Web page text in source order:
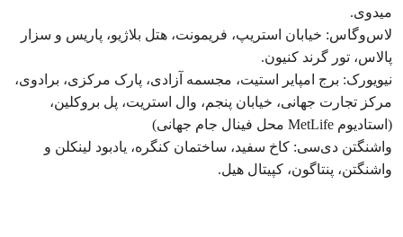
میدوی.
لاس‌وگاس: خیابان استریپ، فریمونت، هتل بلاژیو، پاریس و سزار
پالاس، تور گرند کنیون.
نیویورک: برج امپایر استیت، مجسمه آزادی، پارک مرکزی، برادوی،
مرکز تجارت جهانی، خیابان پنجم، وال استریت، پل بروکلین،
(استادیوم MetLife محل فینال جام جهانی)
واشنگتن دی‌سی: کاخ سفید، ساختمان کنگره، یادبود لینکلن و
واشنگتن، پنتاگون، کپیتال هیل.